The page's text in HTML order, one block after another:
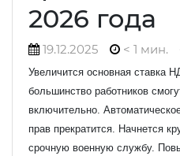
2026 года
19.12.2025 < 1 мин.
Увеличится основная ставка
большинство работников
включительно.
прав прекратится. Начнется
срочную военную службу.